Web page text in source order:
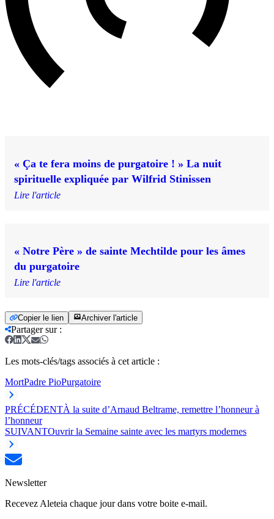
« Ça te fera moins de purgatoire ! » La nuit
spirituelle expliquée par Wilfrid Stinissen
Lire l'article
« Notre Père » de sainte Mechtilde pour les âmes
du purgatoire
Lire l'article
Copier le lien Archiver l'article
Partager sur:
Les mots-clés/tags associés à cet article :
MortPadre PioPurgatoire
PRÉCÉDENTÀ la suite d’Arnaud Beltrame, remettre l’honneur à
l’honneur
SUIVANTOuvrir la Semaine sainte avec les martyrs modernes
Newsletter
Recevez Aleteia chaque jour dans votre boite e-mail.